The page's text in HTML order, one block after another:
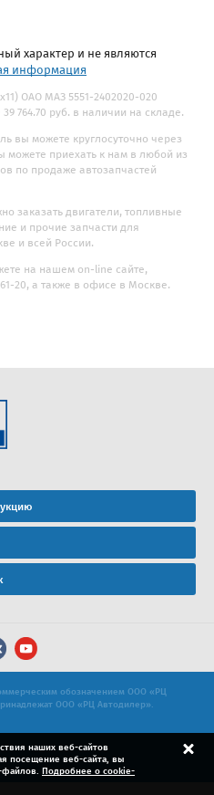
характер и не являются
информация
ОАО МАЗ 5551-2402020-020
764.70 руб. в наличии на складе.
вы можете круглосуточно через
можете приехать к нам в любой из
по продаже автозапчастей
заказать двигатели, топливные
и прочие запчасти для
и всей России.
на нашем on-line сайте,
20, а также в офисе в Москве.
обозначением ООО «РЦ
ООО «РЦ Автодилер».
наших веб-сайтов
посещение веб-сайта, вы
файлов. Подробнее о cookie-